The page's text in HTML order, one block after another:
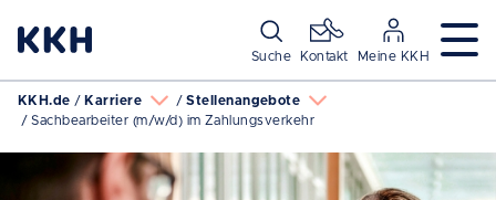
Suche Kontakt Meine KKH
KKH.de Karriere
Stellenangebote
Sachbearbeiter (m/w/d) im Zahlungsverkehr